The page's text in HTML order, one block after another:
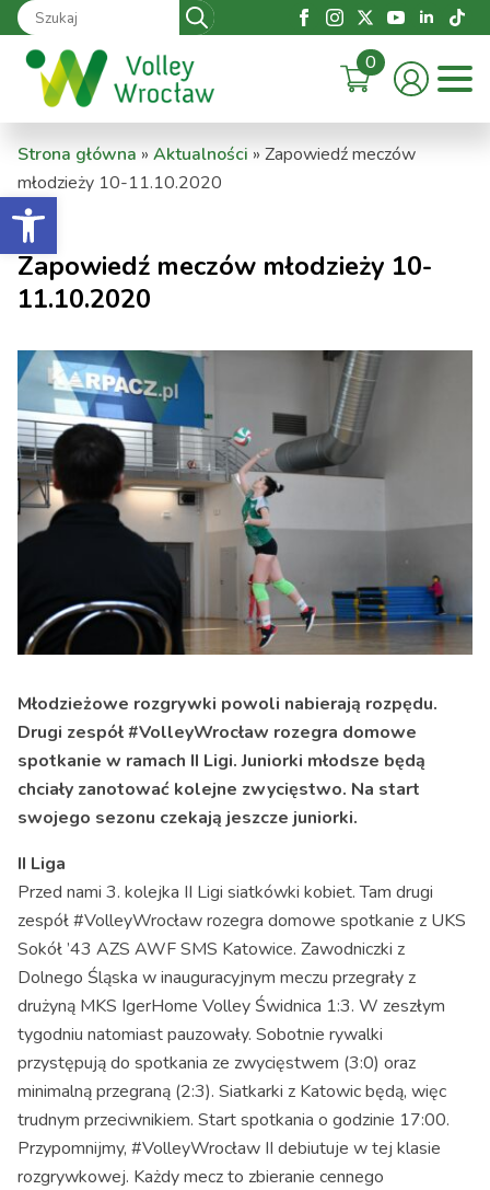
Otwórz pasek narzędzi
Search
for:
0
Strona główna » Aktualności » Zapowiedź meczów
młodzieży 10-11.10.2020
Zapowiedź meczów młodzieży 10-
11.10.2020
Młodzieżowe rozgrywki powoli nabierają rozpędu.
Drugi zespół #VolleyWrocław rozegra domowe
spotkanie w ramach II Ligi. Juniorki młodsze będą
chciały zanotować kolejne zwycięstwo. Na start
swojego sezonu czekają jeszcze juniorki.
II Liga
Przed nami 3. kolejka II Ligi siatkówki kobiet. Tam drugi
zespół #VolleyWrocław rozegra domowe spotkanie z UKS
Sokół ’43 AZS AWF SMS Katowice. Zawodniczki z
Dolnego Śląska w inauguracyjnym meczu przegrały z
drużyną MKS IgerHome Volley Świdnica 1:3. W zeszłym
tygodniu natomiast pauzowały. Sobotnie rywalki
przystępują do spotkania ze zwycięstwem (3:0) oraz
minimalną przegraną (2:3). Siatkarki z Katowic będą, więc
trudnym przeciwnikiem. Start spotkania o godzinie 17:00.
Przypomnijmy, #VolleyWrocław II debiutuje w tej klasie
rozgrywkowej. Każdy mecz to zbieranie cennego